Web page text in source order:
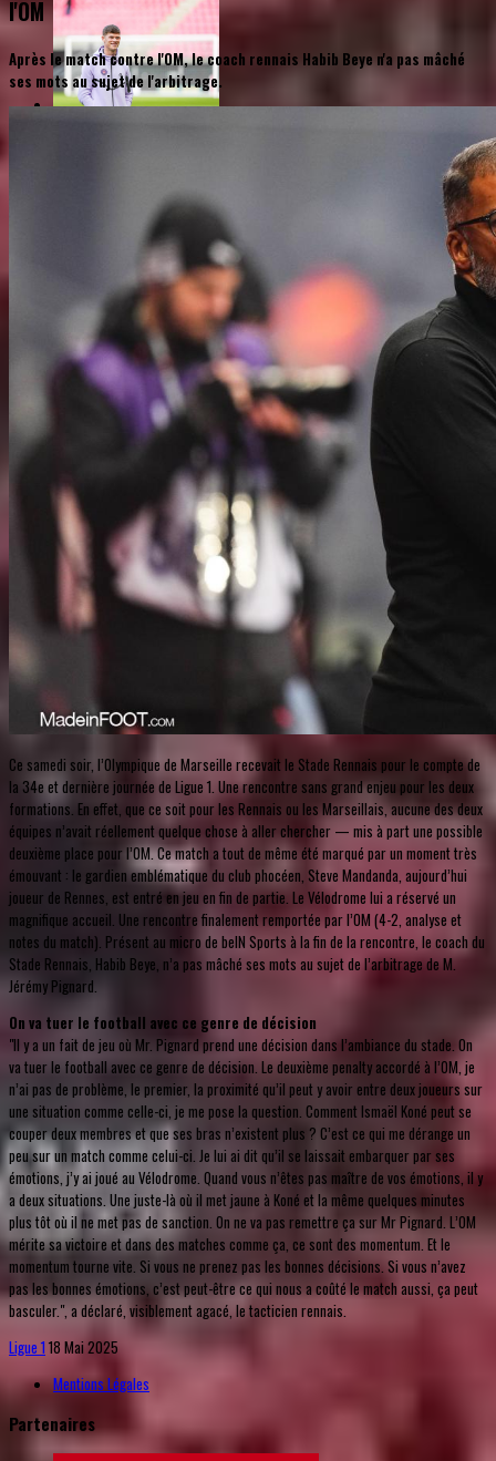
l'OM
Après le match contre l'OM, le coach rennais Habib Beye n'a pas mâché
ses mots au sujet de l'arbitrage.
Ce samedi soir, l’Olympique de Marseille recevait le Stade Rennais pour le compte de
la 34e et dernière journée de Ligue 1. Une rencontre sans grand enjeu pour les deux
formations. En effet, que ce soit pour les Rennais ou les Marseillais, aucune des deux
équipes n’avait réellement quelque chose à aller chercher — mis à part une possible
deuxième place pour l’OM. Ce match a tout de même été marqué par un moment très
émouvant : le gardien emblématique du club phocéen, Steve Mandanda, aujourd’hui
joueur de Rennes, est entré en jeu en fin de partie. Le Vélodrome lui a réservé un
magnifique accueil. Une rencontre finalement remportée par l’OM (4-2, analyse et
notes du match). Présent au micro de beIN Sports à la fin de la rencontre, le coach du
Stade Rennais, Habib Beye, n’a pas mâché ses mots au sujet de l’arbitrage de M.
Jérémy Pignard.
On va tuer le football avec ce genre de décision
"Il y a un fait de jeu où Mr. Pignard prend une décision dans l’ambiance du stade. On
va tuer le football avec ce genre de décision. Le deuxième penalty accordé à l’OM, je
n’ai pas de problème, le premier, la proximité qu’il peut y avoir entre deux joueurs sur
une situation comme celle-ci, je me pose la question. Comment Ismaël Koné peut se
couper deux membres et que ses bras n’existent plus ? C’est ce qui me dérange un
peu sur un match comme celui-ci. Je lui ai dit qu’il se laissait embarquer par ses
émotions, j’y ai joué au Vélodrome. Quand vous n’êtes pas maître de vos émotions, il y
a deux situations. Une juste-là où il met jaune à Koné et la même quelques minutes
plus tôt où il ne met pas de sanction. On ne va pas remettre ça sur Mr Pignard. L’OM
mérite sa victoire et dans des matches comme ça, ce sont des momentum. Et le
momentum tourne vite. Si vous ne prenez pas les bonnes décisions. Si vous n’avez
pas les bonnes émotions, c’est peut-être ce qui nous a coûté le match aussi, ça peut
basculer.", a déclaré, visiblement agacé, le tacticien rennais.
Ligue 1 18 Mai 2025
Mentions Légales
Partenaires